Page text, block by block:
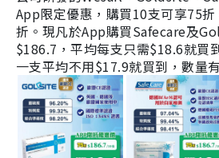
App限定優惠，購買10支可享75
折。現凡於App購買Safecare及
$186.7，平均每支只需$18.6就買
一支平均不用$17.9就買到，數量